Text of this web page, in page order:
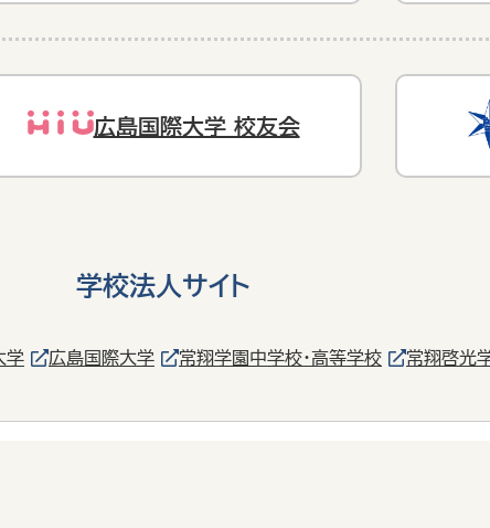
広島国際大学 校友会
学校法人サイト
学 広島国際大学 常翔学園中学校・高等学校 常翔啓光